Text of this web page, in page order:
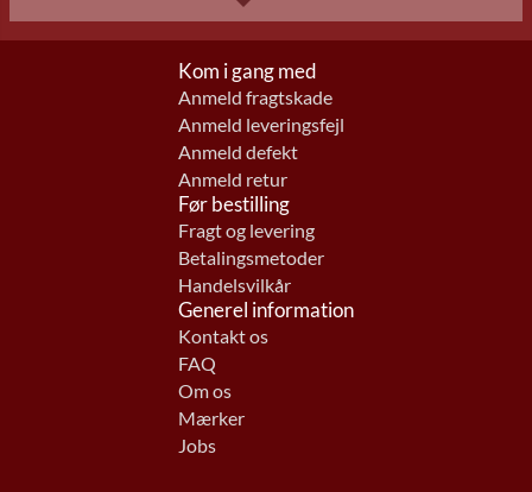
Kom i gang med
Anmeld fragtskade
Anmeld leveringsfejl
Anmeld defekt
Anmeld retur
Før bestilling
Fragt og levering
Betalingsmetoder
Handelsvilkår
Generel information
Kontakt os
FAQ
Om os
Mærker
Jobs